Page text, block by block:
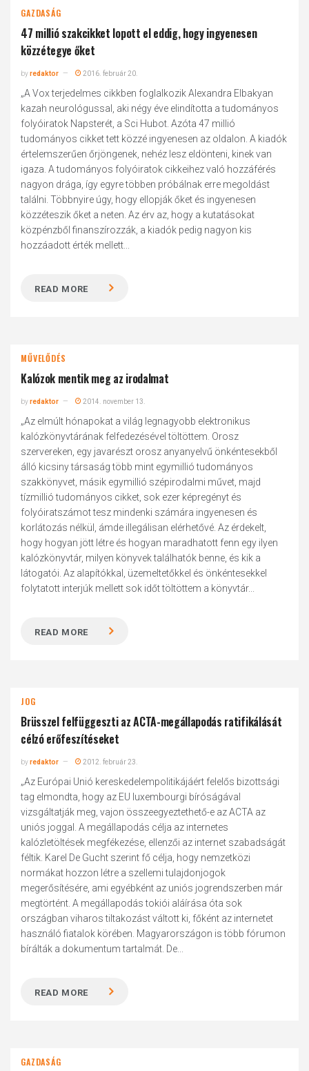
GAZDASÁG
47 millió szakcikket lopott el eddig, hogy ingyenesen
közzétegye őket
byredaktor 2016. február 20.
„A Vox terjedelmes cikkben foglalkozik Alexandra Elbakyan
kazah neurológussal, aki négy éve elindította a tudományos
folyóiratok Napsterét, a Sci Hubot. Azóta 47 millió
tudományos cikket tett közzé ingyenesen az oldalon. A kiadók
értelemszerűen őrjöngenek, nehéz lesz eldönteni, kinek van
igaza. A tudományos folyóiratok cikkeihez való hozzáférés
nagyon drága, így egyre többen próbálnak erre megoldást
találni. Többnyire úgy, hogy ellopják őket és ingyenesen
közzéteszik őket a neten. Az érv az, hogy a kutatásokat
közpénzből finanszírozzák, a kiadók pedig nagyon kis
hozzáadott érték mellett...
READ MORE
MŰVELŐDÉS
Kalózok mentik meg az irodalmat
byredaktor 2014. november 13.
„Az elmúlt hónapokat a világ legnagyobb elektronikus
kalózkönyvtárának felfedezésével töltöttem. Orosz
szervereken, egy javarészt orosz anyanyelvű önkéntesekből
álló kicsiny társaság több mint egymillió tudományos
szakkönyvet, másik egymillió szépirodalmi művet, majd
tízmillió tudományos cikket, sok ezer képregényt és
folyóiratszámot tesz mindenki számára ingyenesen és
korlátozás nélkül, ámde illegálisan elérhetővé. Az érdekelt,
hogy hogyan jött létre és hogyan maradhatott fenn egy ilyen
kalózkönyvtár, milyen könyvek találhatók benne, és kik a
látogatói. Az alapítókkal, üzemeltetőkkel és önkéntesekkel
folytatott interjúk mellett sok időt töltöttem a könyvtár...
READ MORE
JOG
Brüsszel felfüggeszti az ACTA-megállapodás ratifikálását
célzó erőfeszítéseket
byredaktor 2012. február 23.
„Az Európai Unió kereskedelempolitikájáért felelős bizottsági
tag elmondta, hogy az EU luxembourgi bíróságával
vizsgáltatják meg, vajon összeegyeztethető-e az ACTA az
uniós joggal. A megállapodás célja az internetes
kalózletöltések megfékezése, ellenzői az internet szabadságát
féltik. Karel De Gucht szerint fő célja, hogy nemzetközi
normákat hozzon létre a szellemi tulajdonjogok
megerősítésére, ami egyébként az uniós jogrendszerben már
megtörtént. A megállapodás tokiói aláírása óta sok
országban viharos tiltakozást váltott ki, főként az internetet
használó fiatalok körében. Magyarországon is több fórumon
bírálták a dokumentum tartalmát. De...
READ MORE
GAZDASÁG